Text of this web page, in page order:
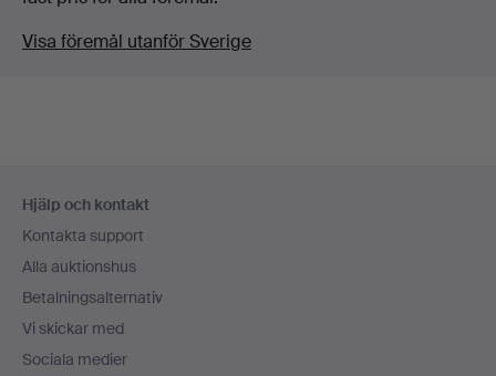
Visa föremål utanför Sverige
Hjälp och kontakt
Kontakta support
Alla auktionshus
Betalningsalternativ
Vi skickar med
Sociala medier